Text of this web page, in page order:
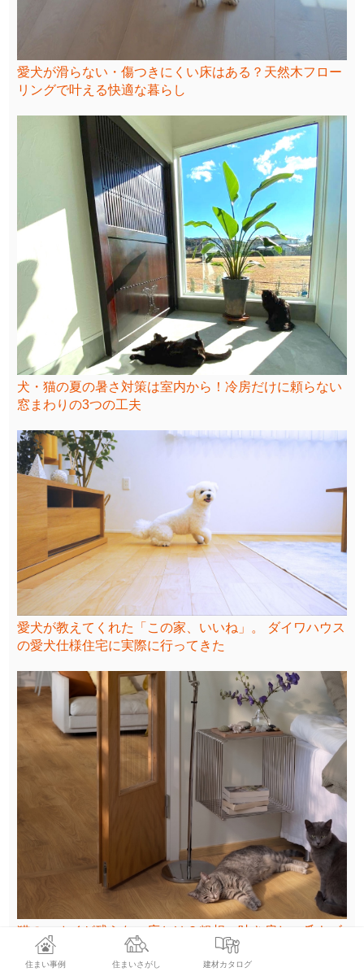
愛犬が滑らない・傷つきにくい床はある？天然木フロー
リングで叶える快適な暮らし
犬・猫の夏の暑さ対策は室内から！冷房だけに頼らない
窓まわりの3つの工夫
愛犬が教えてくれた「この家、いいね」。 ダイワハウス
の愛犬仕様住宅に実際に行ってきた
猫のニオイが残らない床とは？粗相・吐き戻し・爪キズ
対策で選ぶフローリング
住まい事例 住まいさがし 建材カタログ